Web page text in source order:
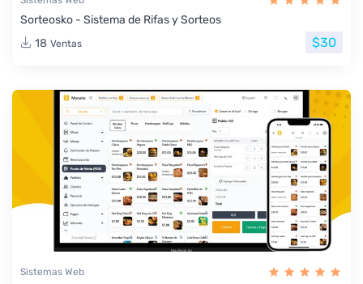
Sorteosko - Sistema de Rifas y Sorteos
18 Ventas $30
Sistemas Web